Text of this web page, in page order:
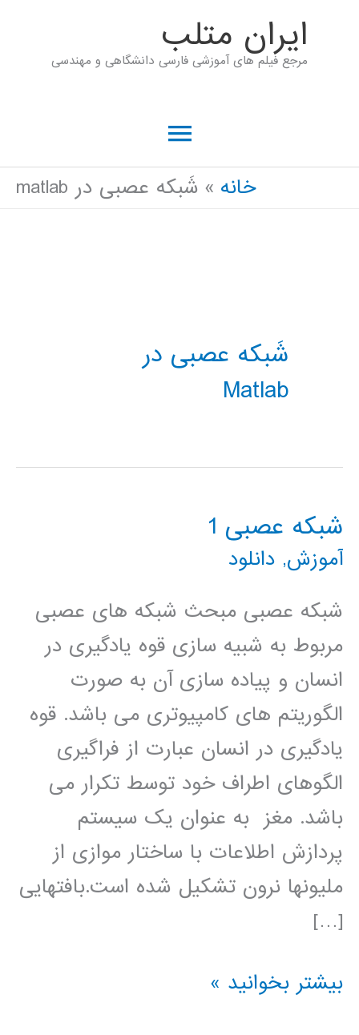
ايران متلب
مرجع فیلم های آموزشی فارسی دانشگاهی و مهندسی
فهرست
اصلی
خانه شَبکه عصبی در matlab
شَبکه عصبی در
Matlab
شبکه عصبی 1
آموزش, دانلود
شبکه عصبی مبحث شبکه های عصبی
مربوط به شبیه سازی قوه یادگیری در
انسان و پیاده سازی آن به صورت
الگوریتم های کامپیوتری می باشد. قوه
یادگیری در انسان عبارت از فراگیری
الگوهای اطراف خود توسط تکرار می
باشد. مغز به عنوان یک سیستم
پردازش اطلاعات با ساختار موازی از
ملیونها نرون تشکیل شده است.بافتهایی
[…]
شبکه
بیشتر بخوانید »